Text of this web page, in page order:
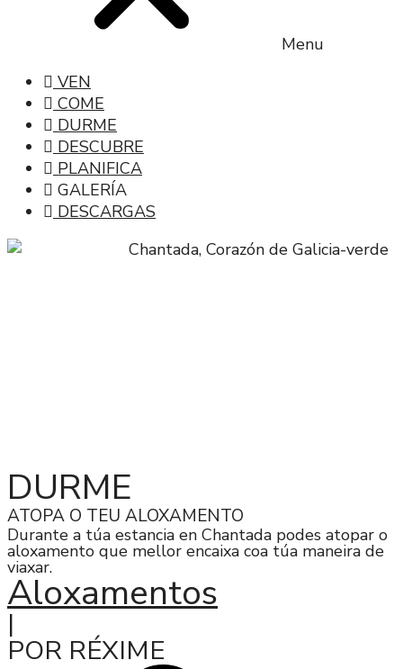
Menu
VEN
COME
DURME
DESCUBRE
PLANIFICA
GALERÍA
DESCARGAS
DURME
ATOPA O TEU ALOXAMENTO
Durante a túa estancia en Chantada podes atopar o
aloxamento que mellor encaixa coa túa maneira de
viaxar.
Aloxamentos
|
POR RÉXIME